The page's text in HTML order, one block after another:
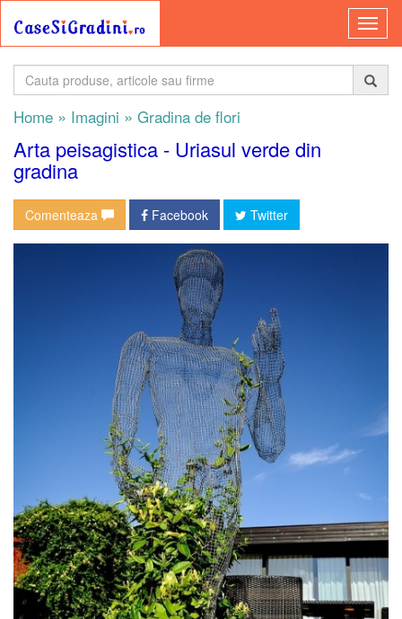
Home » Imagini » Gradina de flori
Arta peisagistica - Uriasul verde din
gradina
Comenteaza Facebook Twitter